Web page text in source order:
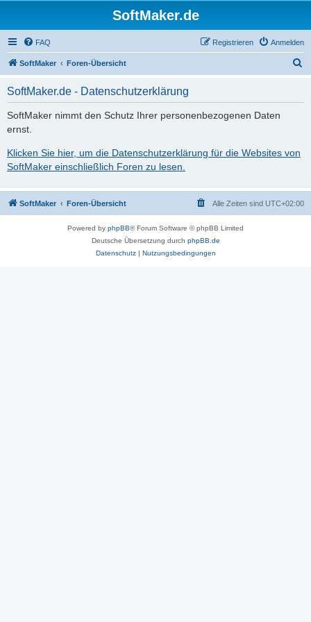
SoftMaker.de
FAQ Anmelden
Registrieren
SoftMaker Foren-Übersicht
SoftMaker.de - Datenschutzerklärung
SoftMaker nimmt den Schutz Ihrer personenbezogenen Daten
ernst.
Klicken Sie hier, um die Datenschutzerklärung für die Websites von
SoftMaker einschließlich Foren zu lesen.
SoftMaker Foren-Übersicht Alle Zeiten sind UTC+02:00
Powered by phpBB® Forum Software © phpBB Limited
Deutsche Übersetzung durch phpBB.de
Datenschutz| Nutzungsbedingungen